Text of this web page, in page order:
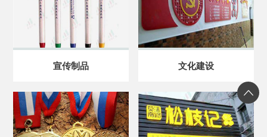
宣传制品 文化建设